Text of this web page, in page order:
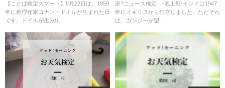
【ことば検定スマート】5月22日は、1859
年に推理作家コナン・ドイルが生まれた日
です。ドイルが生み出...
派?ニュース検定 -池上彰-インドは1947
年にイギリスから独立しました。ただそれ
は、ガンジーが望...